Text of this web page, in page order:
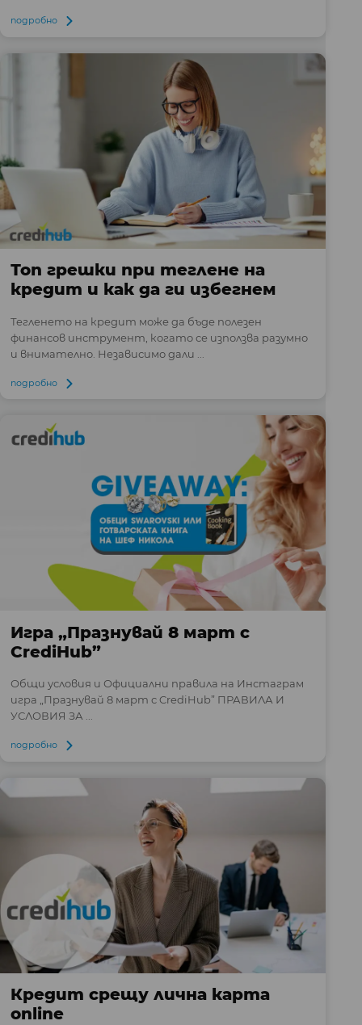
подробно
Топ грешки при теглене на
кредит и как да ги избегнем
Тегленето на кредит може да бъде полезен
финансов инструмент, когато се използва разумно
и внимателно. Независимо дали ...
подробно
Игра „Празнувай 8 март с
CrediHub”
Общи условия и Официални правила на Инстаграм
игра „Празнувай 8 март с CrediHub” ПРАВИЛА И
УСЛОВИЯ ЗА ...
подробно
Кредит срещу лична карта
online